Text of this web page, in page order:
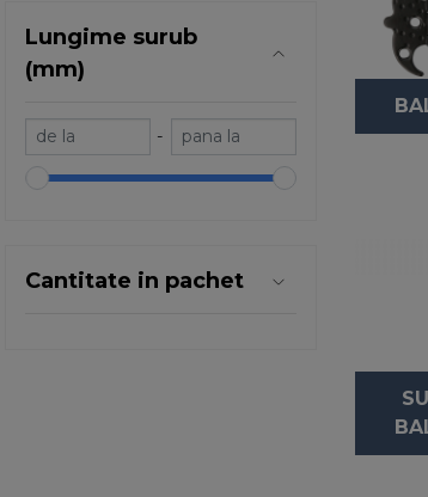
Lungime surub
(mm)
-
Cantitate in pachet